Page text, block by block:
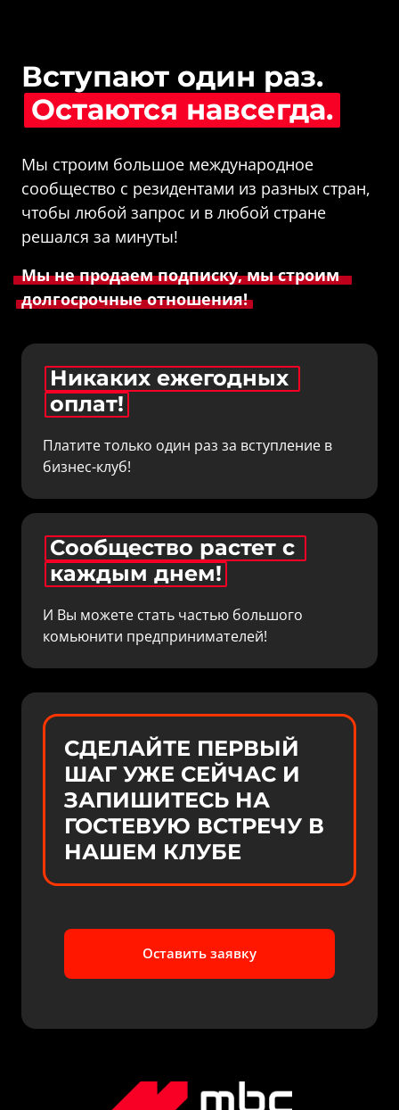
Остаются навсегда.
Мы строим большое международное
сообщество с резидентами из разных стран,
чтобы любой запрос и в любой стране
решался за минуты!
Мы не продаем подписку, мы
строим
долгосрочные отношения!
Никаких
оплат!
Платите только один раз за вступление в
бизнес-клуб!
Сообщество растет
каждым днем!
И Вы можете стать частью большого
комьюнити предпринимателей!
СДЕЛАЙТЕ ПЕРВЫЙ
ШАГ УЖЕ СЕЙЧАС И
ЗАПИШИТЕСЬ НА
ГОСТЕВУЮ ВСТРЕЧУ В
НАШЕМ КЛУБЕ
Оставить заявку